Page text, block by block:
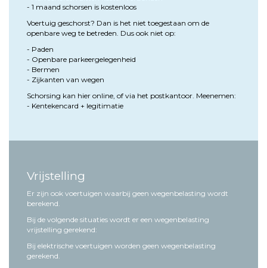
- 1 maand schorsen is kostenloos
Voertuig geschorst? Dan is het niet toegestaan om de
openbare weg te betreden. Dus ook niet op:
- Paden
- Openbare parkeergelegenheid
- Bermen
- Zijkanten van wegen
Schorsing kan hier online, of via het postkantoor. Meenemen:
- Kentekencard + legitimatie
Vrijstelling
Er zijn ook voertuigen waarbij geen wegenbelasting wordt
berekend.
Bij de volgende situaties wordt er een wegenbelasting
vrijstelling gerekend:
Bij elektrische voertuigen worden geen wegenbelasting
gerekend.